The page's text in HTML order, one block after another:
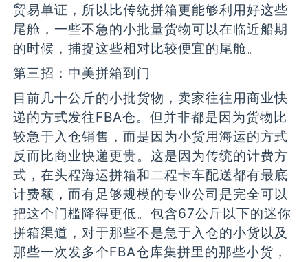
贸易单证，所以比传统拼箱更能够利用好这些
尾舱，一些不急的小批量货物可以在临近船期
的时候，捕捉这些相对比较便宜的尾舱。
第三招：中美拼箱到门
目前几十公斤的小批货物，卖家往往用商业快
递的方式发往FBA仓。但并非都是因为货物比
较急于入仓销售，而是因为小货用海运的方式
反而比商业快递更贵。这是因为传统的计费方
式，在头程海运拼箱和二程卡车配送都有最底
计费额，而有足够规模的专业公司是完全可以
把这个门槛降得更低。包含67公斤以下的迷你
拼箱渠道，对于那些不是急于入仓的小货以及
那些一次发多个FBA仓库集拼里的那些小货，